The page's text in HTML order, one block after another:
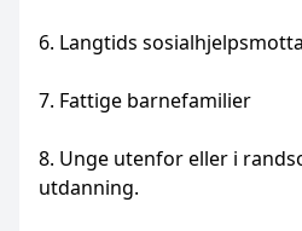
6. Langtids
7. Fattige barnefamilier
8. Unge utenfor eller i
utdanning.